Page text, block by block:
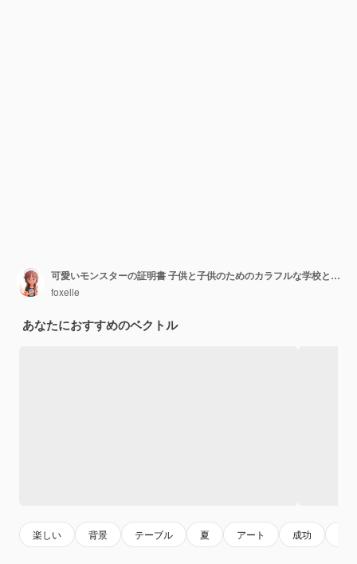
可愛いモンスターの証明書 子供と子供のためのカラフルな学校と幼稚園の卒業証書
foxelle
あなたにおすすめのベクトル
楽しい 背景 テーブル 夏 アート 成功